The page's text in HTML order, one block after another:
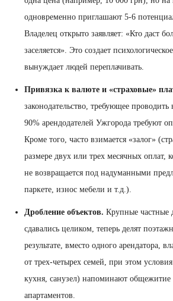
одновременно приглашают 5-6
Владелец открыто заявляет: «Кто даст
заселяется». Это создает
вынуждает людей переплачивать.
Привязка к валюте и «страховые»
законодательство, требующее проводить
90% арендодателей Ужгорода требуют
Кроме того, часто взимается «залог»
размере двух или трех месячных оплат,
не возвращается под надуманными
паркете, износ мебели и т.д.).
Дробление объектов. Крупные частные
сдавались целиком, теперь делят
результате, вместо одного арендатора,
от трех-четырех семей, при этом
кухня, санузел) напоминают
апартаментов.